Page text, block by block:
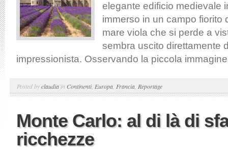
elegante edificio medievale
immerso in un campo fiorito
mare viola che si perde a
sembra uscito direttamente
impressionista. Osservando la piccola
Posted byclaudia in Continenti, Europa Francia Reportage
Monte Carlo: al di là di
ricchezze